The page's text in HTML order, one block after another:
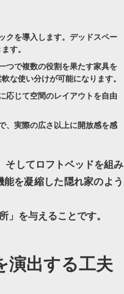
クを導入します。デッドスペー
す。
つで複数の役割を果たす家具を
な使い分けが可能になります。
応じて空間のレイアウトを自由
、実際の広さ以上に開放感を感
そしてロフトベッドを組み
能を凝縮した 隠れ家のよう
を与えることです。
演出する工夫